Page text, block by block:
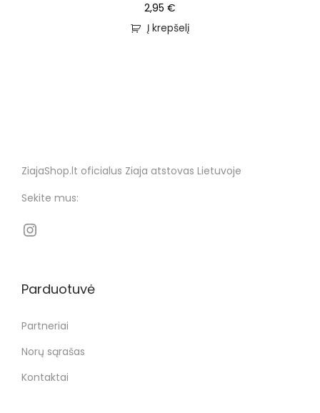
2,95 €
Į krepšelį
ZiajaShop.lt oficialus Ziaja atstovas Lietuvoje
Sekite mus:
Parduotuvė
Partneriai
Norų sąrašas
Kontaktai